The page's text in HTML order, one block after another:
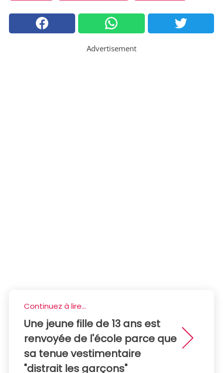
Advertisement
Continuez à lire...
Une jeune fille de 13 ans est
renvoyée de l'école parce que
sa tenue vestimentaire
"distrait les garçons"